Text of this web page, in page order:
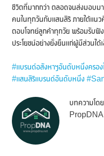
ชีวิตที่มากกว่า ตลอดจนส่งมอบม
คนในทุกวันกับแสนสิริ ภายใต้แ
ตอบโจทย์ลูกค้าทุกวัย พร้อมรับฟัง
ประโยชน์อย่างยั่งยืนแก่ผู้มีส่วนได้
#แบรนด์อสังหาฯอันดับหนึ่งครอง
#แสนสิริแบรนด์อันดับหนึ่ง
บทความโดย
PropDNA